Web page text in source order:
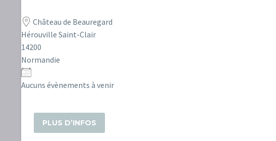
Château de Beauregard
Hérouville Saint-Clair
14200
Normandie
Aucuns évènements à venir
PLUS D’INFOS